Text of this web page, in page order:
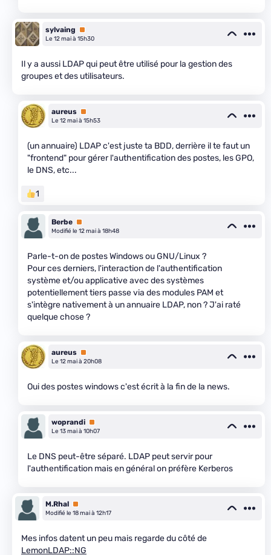
sylvaing
Premium
Le 12 mai à 15h30
Il y a aussi LDAP qui peut être utilisé pour la gestion des
groupes et des utilisateurs.
aureus Premium
Le 12 mai à 15h53
(un annuaire) LDAP c'est juste ta BDD, derrière il te faut un
"frontend" pour gérer l'authentification des postes, les GPO,
le DNS, etc...
1
Berbe Premium
Modifié le 12 mai à 18h48
Parle-t-on de postes Windows ou GNU/Linux ?
Pour ces derniers, l'interaction de l'authentification
système et/ou applicative avec des systèmes
potentiellement tiers passe via des modules PAM et
s'intègre nativement à un annuaire LDAP, non ? J'ai raté
quelque chose ?
aureus Premium
Le 12 mai à 20h08
Oui des postes windows c'est écrit à la fin de la news.
woprandi Premium
Le 13 mai à 10h07
Le DNS peut-être séparé. LDAP peut servir pour
l'authentification mais en général on préfère Kerberos
M.Rhal Premium
Modifié le 18 mai à 12h17
Mes infos datent un peu mais regarde du côté de
LemonLDAP::NG